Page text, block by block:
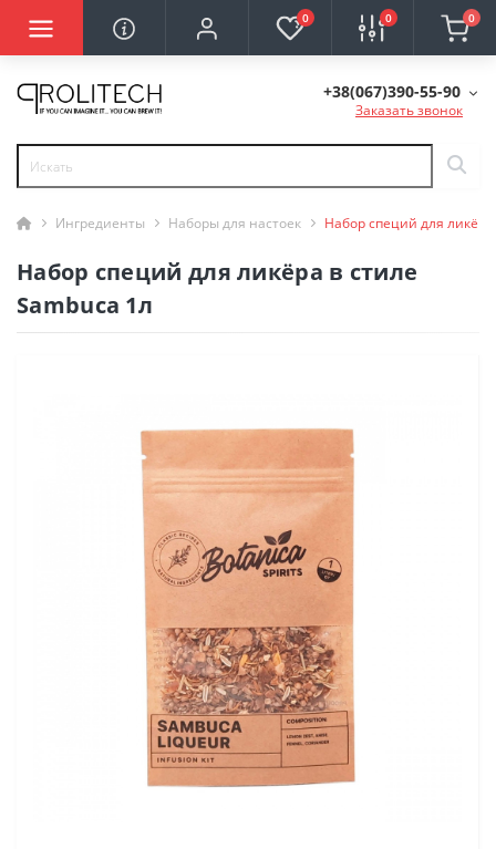
0 0 0
+38(067)390-55-90
Заказать звонок
Ингредиенты Наборы для настоек Набор специй для
Набор специй для ликёра в стиле
Sambuca 1л